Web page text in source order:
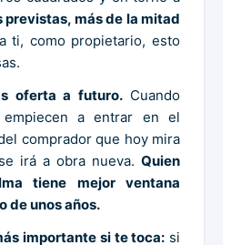
más de la mitad
ti, como propietario, esto
oferta a futuro.Cuando
empiecen a entrar en el
comprador que hoy mira
irá a obra nueva. Quien
tiene mejor ventana
de unos años.
importante si te toca: si